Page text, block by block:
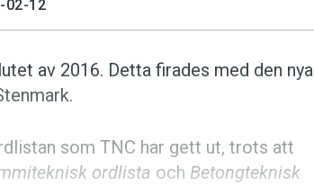
02-12
av 2016. Detta firades med den nya
som TNC har gett ut, trots att
ordlista och Betongteknisk